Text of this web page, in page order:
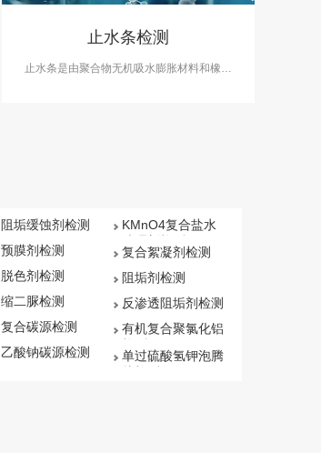
止水条检测
止水条是由聚合物无机吸水膨胀材料和橡胶
阻垢缓蚀剂检测
预膜剂检测
脱色剂检测
缩二脲检测
复合碳源检测
乙酸钠碳源检测
KMnO4复合盐水
复合絮凝剂检测
阻垢剂检测
反渗透阻垢剂检测
有机复合聚氯化铝
单过硫酸氢钾泡腾